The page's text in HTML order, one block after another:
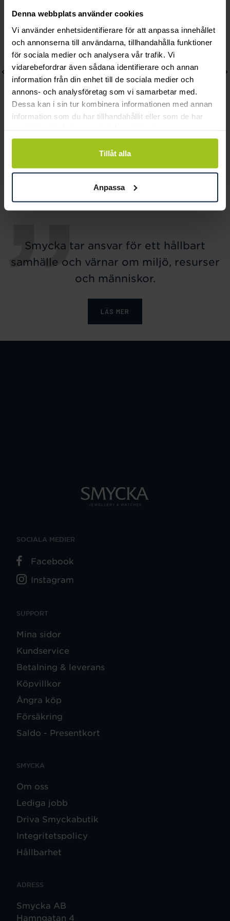
Denna webbplats använder cookies
Vi använder enhetsidentifierare för att anpassa innehållet
och annonserna till användarna, tillhandahålla funktioner
för sociala medier och analysera vår trafik. Vi
vidarebefordrar även sådana identifierare och annan
information från din enhet till de sociala medier och
annons- och analysföretag som vi samarbetar med.
Dessa kan i sin tur kombinera informationen med annan
information som du har tillhandahållit eller som de har
Tillåt alla
Anpassa
August
halsband
August
Cordel 5 mm 19 cm
Pris:1 950 kr
1 950 kr
Smycka tar ansvar för ett hållbart
samhälle och värnar om miljö, resurser
och människor.
LÄS MER
SUPPORT
Mina sidor
Kundservice
Betalning & leverans
Köpvillkor
Ångra köp
Försäkring
Saldo - Presentkort
SMYCKA
Om oss
Lediga jobb
Driva Smyckabutik
Integritetspolicy
Hållbarhet
ADRESS
Smycka AB
Hamngatan 4
SOCIALA MEDIER
Facebook
Instagram